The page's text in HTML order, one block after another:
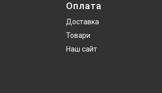
Оплата
Доставка
Товари
Наш сайт